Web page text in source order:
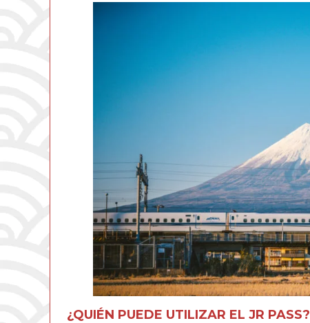
¿QUIÉN PUEDE UTILIZAR EL JR PASS?